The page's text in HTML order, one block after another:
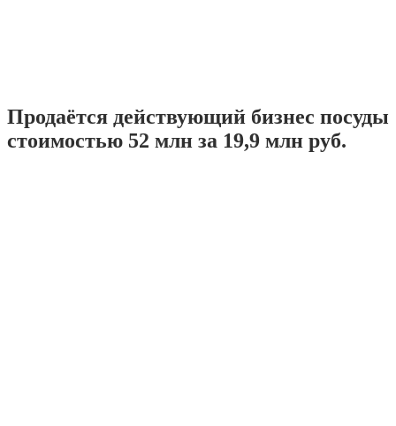
Продаётся действующий бизнес посуды
стоимостью 52 млн за 19,9 млн руб.